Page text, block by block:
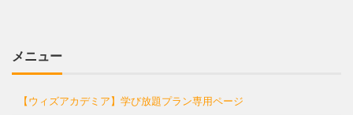
メニュー
【ウィズアカデミア】学び放題プラン専用ページ